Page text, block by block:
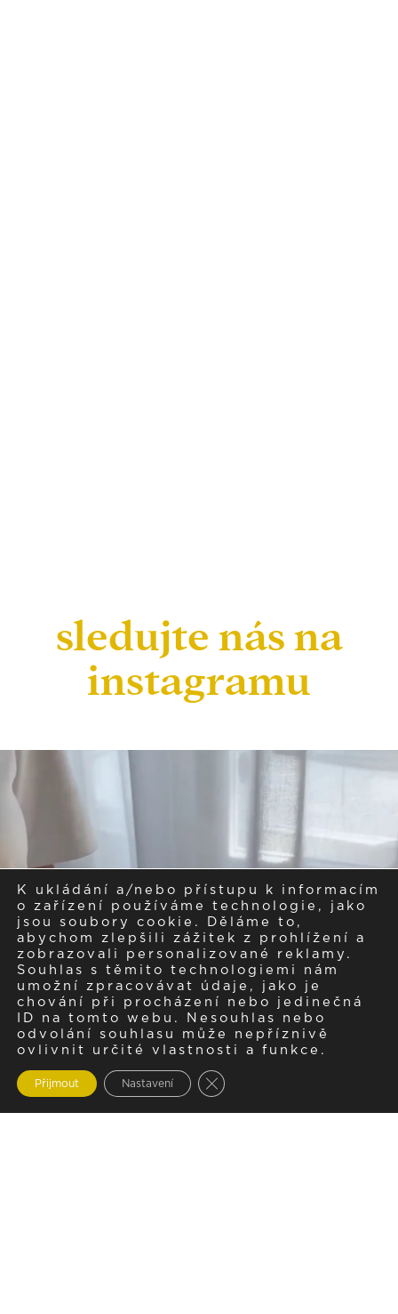
sledujte nás na
instagramu
K ukládání a/nebo přístupu k informacím
o zařízení používáme technologie, jako
jsou soubory cookie. Děláme to,
abychom zlepšili zážitek z prohlížení a
zobrazovali personalizované reklamy.
Souhlas s těmito technologiemi nám
umožní zpracovávat údaje, jako je
chování při procházení nebo jedinečná
ID na tomto webu. Nesouhlas nebo
odvolání souhlasu může nepříznivě
ovlivnit určité vlastnosti a funkce.
Přijmout Nastavení Zavřít cookie lištu GDPR